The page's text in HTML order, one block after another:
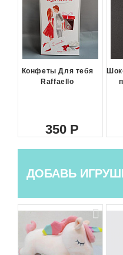
Конфеты Для тебя
Raffaello
350
ДОБАВЬ